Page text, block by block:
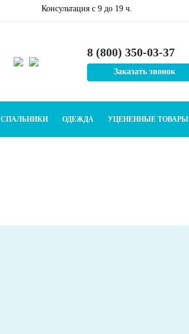
Консультация c 9 до 19 ч.
8 (800) 350-03-37
Заказать звонок
СПАЛЬНИКИ ОДЕЖДА УЦЕНЕННЫЕ ТОВАРЫ